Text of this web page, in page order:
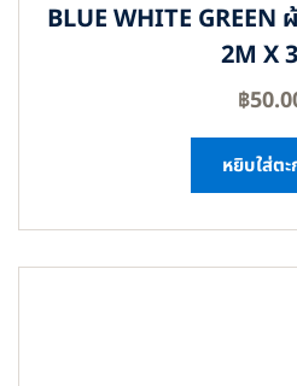
BLUE WHITE GREEN
2M X
฿
หยิบใส่ตะ